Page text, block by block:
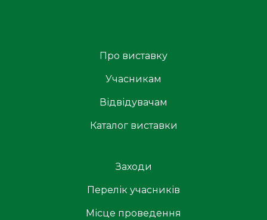
Про виставку
Учасникам
Відвідувачам
Каталог виставки
Заходи
Перелік учасників
Місце проведення